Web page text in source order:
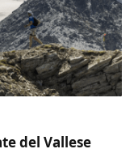
del Vallese